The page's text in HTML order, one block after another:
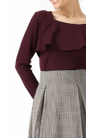
1.分期款項不併入電
醒簡訊。
2.透過簡訊連結打開
帳／街口支付／
【注意事項】
1.本服務係由「台灣
用戶於交易時，得透
買賣價金債權讓與本
2.基於同意付款使用
資料（包含姓名、電
由本公司與您本人進
3.完整用戶服務條款
【「AFTEE先享後付
１．於結帳方式選擇
結帳頁面，進行簡訊
２．訂單成立數日內
３．收到繳費通知簡
ATM／網路銀行／等
※ 請注意：結帳手續
購買商品的店家。未
後付繳納相關費用。
※ 交易是否成功請以
是否繳費成功／繳費
客戶支援中心」
付款後萊爾富取貨
免運費
付款後7-11取貨
免運費
免運費